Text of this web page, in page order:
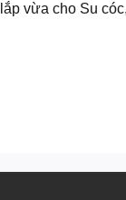
vừa cho Su